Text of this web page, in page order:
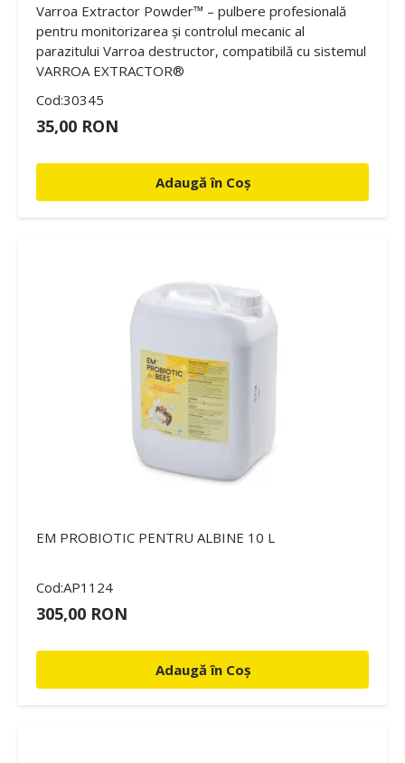
Varroa Extractor Powder™ – pulbere profesională
pentru monitorizarea și controlul mecanic al
parazitului Varroa destructor, compatibilă cu sistemul
VARROA EXTRACTOR®
Cod:30345
35,00 RON
Adaugă în Coș
EM PROBIOTIC PENTRU ALBINE 10 L
Cod:AP1124
305,00 RON
Adaugă în Coș